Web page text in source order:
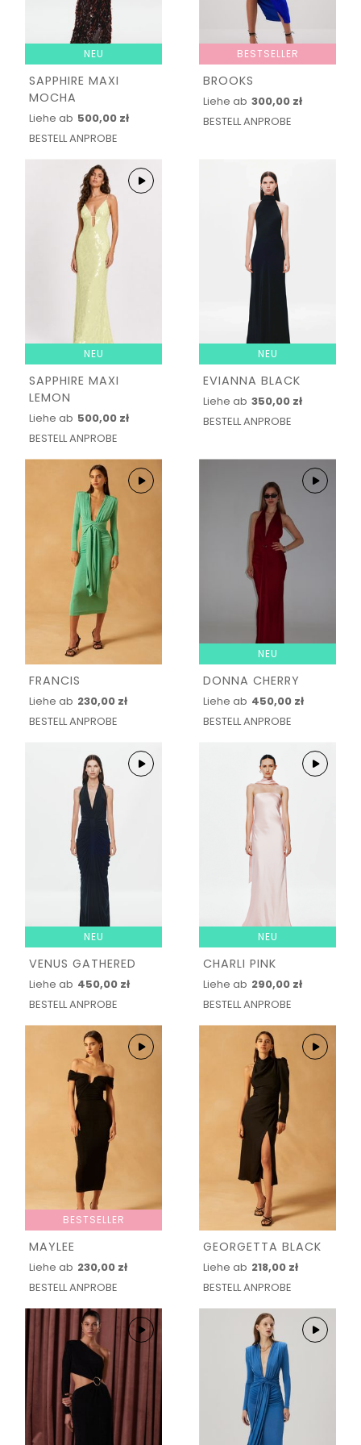
NEU
SAPPHIRE MAXI
MOCHA
Liehe ab 500,00 zł
BESTELL ANPROBE
BESTSELLER
BROOKS
Liehe ab 300,00 zł
BESTELL ANPROBE
NEU
SAPPHIRE MAXI
LEMON
Liehe ab 500,00 zł
BESTELL ANPROBE
NEU
EVIANNA BLACK
Liehe ab 350,00 zł
BESTELL ANPROBE
FRANCIS
Liehe ab 230,00 zł
BESTELL ANPROBE
NEU
DONNA CHERRY
Liehe ab 450,00 zł
BESTELL ANPROBE
NEU
VENUS GATHERED
Liehe ab 450,00 zł
BESTELL ANPROBE
NEU
CHARLI PINK
Liehe ab 290,00 zł
BESTELL ANPROBE
BESTSELLER
MAYLEE
Liehe ab 230,00 zł
BESTELL ANPROBE
GEORGETTA BLACK
Liehe ab 218,00 zł
BESTELL ANPROBE